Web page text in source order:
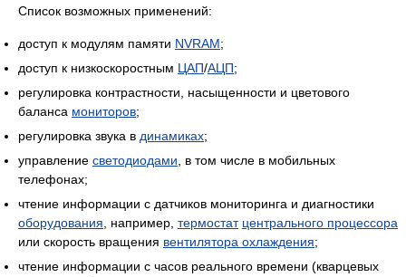
Список возможных применений:
доступ к модулям памяти NVRAM;
доступ к низкоскоростным ЦАП/АЦП;
регулировка контрастности, насыщенности и цветового
баланса мониторов;
регулировка звука в динамиках;
управление светодиодами , в том числе в мобильных
телефонах;
чтение информации с датчиков мониторинга и диагностики
оборудования , например, термостат центрального процессора
или скорость вращения вентилятора охлаждения;
чтение информации с часов реального времени (кварцевых